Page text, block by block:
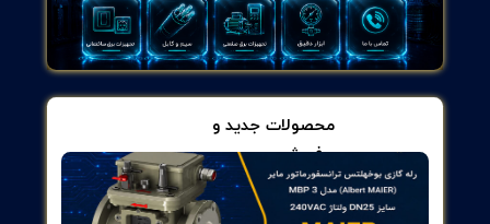
پاسخ: مدل PM564-R-ETH A0، برند ABB، منبع تغذیه 24 V DC
±10%، دمای کارکرد -25°C تا +60°C، ابعاد 90×130×75 mm، رابط
Ethernet 10/100 Mbps، دمای نگهداری -40°C تا +85°C و وزن 400
چه کاربردهایی برای این محصول وجود دارد؟
پاسخ: مناسب برای کارخانه‌های تولیدی، سیستم‌های کنترل فرآیند و
مدیریت تجهیزات الکتریکی. در خطوط مونتاژ، توزیع انرژی و
اتوماسیون زیرساختی، با کنترل دقیق و داده‌های اندازه‌گیری معتبر به کار